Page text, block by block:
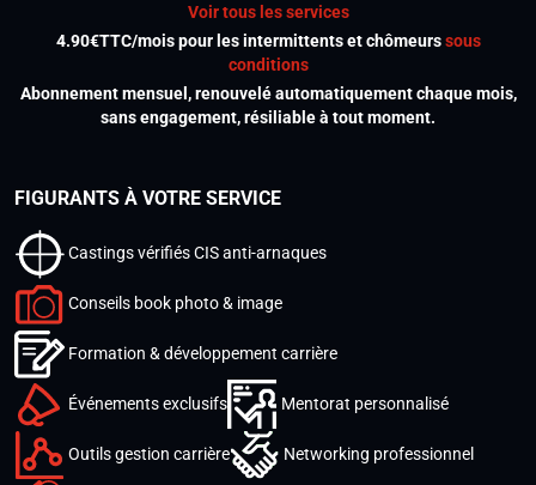
Voir tous les services
4.90€TTC/mois pour les intermittents et chômeurssous
conditions
Abonnement mensuel, renouvelé automatiquement chaque mois,
sans engagement, résiliable à tout moment.
FIGURANTS À VOTRE SERVICE
Castings vérifiés CIS anti-arnaques
Conseils book photo & image
Formation & développement carrière
Événements exclusifs Mentorat personnalisé
Outils gestion carrière Networking professionnel